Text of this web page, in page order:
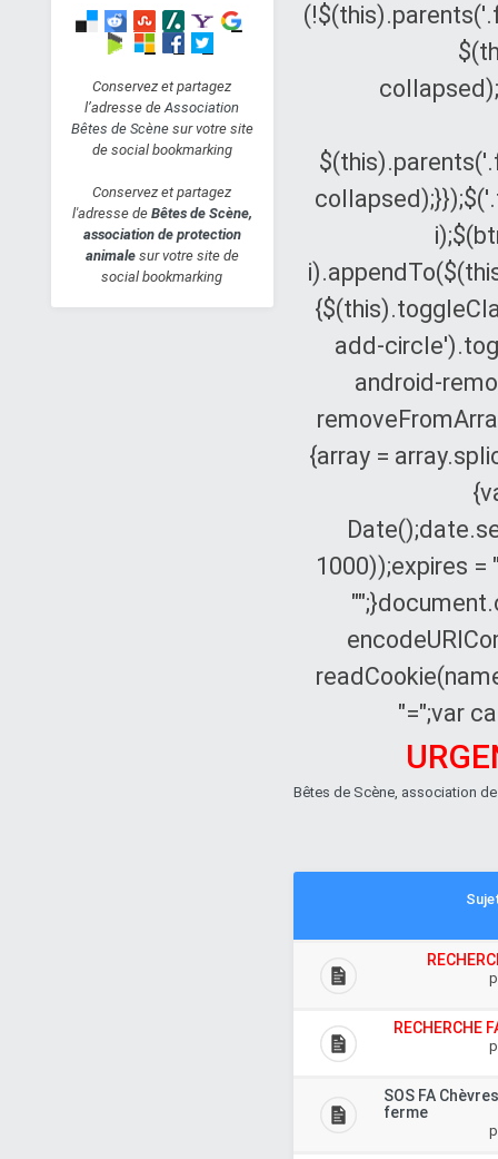
baie type selle - 22 ans
Jeu 11 Avr 2019 - 13:13
Suites réunion CA
Mar 9 Avr 2019 - 18:36
Miss Gaia
URKA JELENE - pur
sang anglaise PP - 11
ans
Lun 8 Avr 2019 - 19:39
Conservez et partagez
l’adresse deAssociation
Bêtes de Scènesur votre site
de social bookmarking
Conservez et partagez
l'adresse de Bêtes de Scène,
association de protection
animale sur votre site de
social bookmarking
add-
android-
{array =
1000));expires =
"=";var
Bêtes de Scène, association
RECHERCHE
SOS FA
ferme